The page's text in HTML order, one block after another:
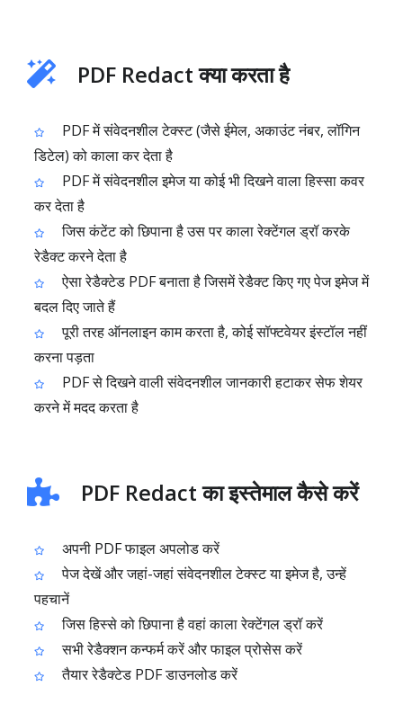
PDF Redact क्या करता है
PDF में संवेदनशील टेक्स्ट (जैसे ईमेल, अकाउंट नंबर, लॉगिन
डिटेल) को काला कर देता है
PDF में संवेदनशील इमेज या कोई भी दिखने वाला हिस्सा कवर
कर देता है
जिस कंटेंट को छिपाना है उस पर काला रेक्टेंगल ड्रॉ करके
रेडैक्ट करने देता है
ऐसा रेडैक्टेड PDF बनाता है जिसमें रेडैक्ट किए गए पेज इमेज में
बदल दिए जाते हैं
पूरी तरह ऑनलाइन काम करता है, कोई सॉफ्टवेयर इंस्टॉल नहीं
करना पड़ता
PDF से दिखने वाली संवेदनशील जानकारी हटाकर सेफ शेयर
करने में मदद करता है
PDF Redact का इस्तेमाल कैसे करें
अपनी PDF फाइल अपलोड करें
पेज देखें और जहां-जहां संवेदनशील टेक्स्ट या इमेज है, उन्हें
पहचानें
जिस हिस्से को छिपाना है वहां काला रेक्टेंगल ड्रॉ करें
सभी रेडैक्शन कन्फर्म करें और फाइल प्रोसेस करें
तैयार रेडैक्टेड PDF डाउनलोड करें